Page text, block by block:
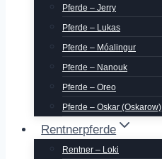
Pferde – Jerry
Pferde – Lukas
Pferde – Móalingur
Pferde – Nanouk
Pferde – Oreo
Pferde – Oskar (Oskarow)
Rentnerpferde
Rentner – Loki